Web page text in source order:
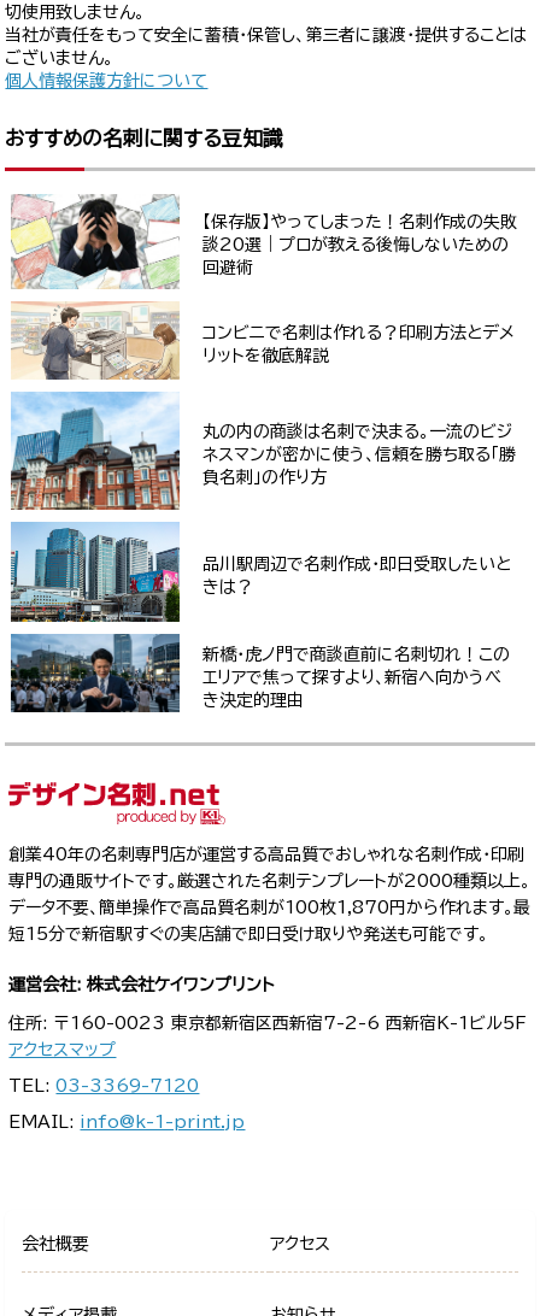
切使用致しません。
当社が責任をもって安全に蓄積・保管し、第三者に譲渡・提供することは
ございません。
個人情報保護方針について
おすすめの名刺に関する豆知識
【保存版】やってしまった！名刺作成の失敗
談20選｜プロが教える後悔しないための
回避術
コンビニで名刺は作れる？印刷方法とデメ
リットを徹底解説
丸の内の商談は名刺で決まる。一流のビジ
ネスマンが密かに使う、信頼を勝ち取る「勝
負名刺」の作り方
品川駅周辺で名刺作成・即日受取したいと
きは？
新橋・虎ノ門で商談直前に名刺切れ！この
エリアで焦って探すより、新宿へ向かうべ
き決定的理由
創業40年の名刺専門店が運営する高品質でおしゃれな名刺作成・印刷
専門の通販サイトです。厳選された名刺テンプレートが2000種類以上。
データ不要、簡単操作で高品質名刺が100枚1,870円から作れます。最
短15分で新宿駅すぐの実店舗で即日受け取りや発送も可能です。
運営会社: 株式会社ケイワンプリント
住所: 〒160-0023 東京都新宿区西新宿7-2-6 西新宿K-1ビル5F
アクセスマップ
TEL:03-3369-7120
EMAIL: info@k-1-print.jp
会社概要 アクセス